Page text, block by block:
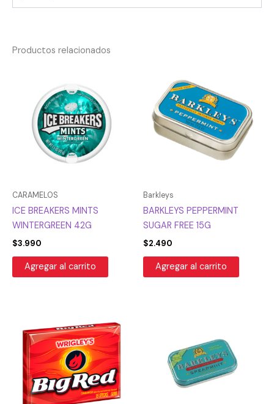
Productos relacionados
CARAMELOS
ICE BREAKERS MINTS
WINTERGREEN 42G
$3.990
Agregar al carrito
Barkleys
BARKLEYS PEPPERMINT
SUGAR FREE 15G
$2.490
Agregar al carrito